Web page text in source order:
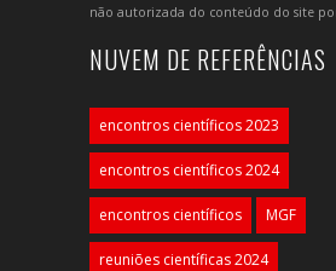
não autorizada do conteúdo do site
NUVEM DE REFERÊNCIAS
encontros científicos 2023
encontros científicos 2024
encontros científicos MGF
reuniões científicas 2024